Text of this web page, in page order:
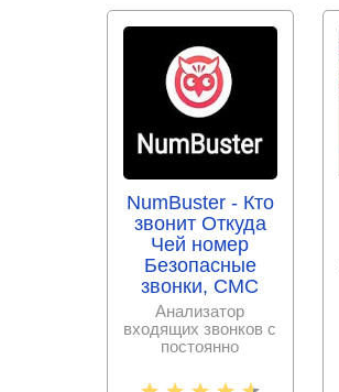
NumBuster - Кто
звонит Откуда
Чей номер
Безопасные
звонки, СМС
Анализатор
входящих звонков с
постоянно
спам – номеров,